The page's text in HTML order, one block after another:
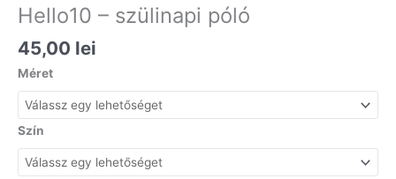
Hello10 – szülinapi póló
45,00 lei
Méret
Szín